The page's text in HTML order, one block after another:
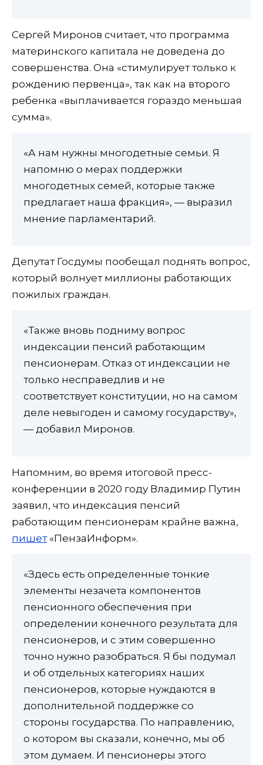
Сергей Миронов считает, что программа
материнского капитала не доведена до
совершенства. Она «стимулирует только к
рождению первенца», так как на второго
ребенка «выплачивается гораздо меньшая
сумма».
«А нам нужны многодетные семьи. Я
напомню о мерах поддержки
многодетных семей, которые также
предлагает наша фракция», — выразил
мнение парламентарий.
Депутат Госдумы пообещал поднять вопрос,
который волнует миллионы работающих
пожилых граждан.
«Также вновь подниму вопрос
индексации пенсий работающим
пенсионерам. Отказ от индексации не
только несправедлив и не
соответствует конституции, но на самом
деле невыгоден и самому государству»,
— добавил Миронов.
Напомним, во время итоговой пресс-
конференции в 2020 году Владимир Путин
заявил, что индексация пенсий
работающим пенсионерам крайне важна,
пишет«ПензаИнформ».
«Здесь есть определенные тонкие
элементы незачета компонентов
пенсионного обеспечения при
определении конечного результата для
пенсионеров, и с этим совершенно
точно нужно разобраться. Я бы подумал
и об отдельных категориях наших
пенсионеров, которые нуждаются в
дополнительной поддержке со
стороны государства. По направлению,
о котором вы сказали, конечно, мы об
этом думаем. И пенсионеры этого